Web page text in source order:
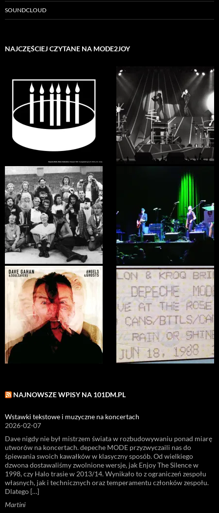
SOUNDCLOUD
NAJCZĘŚCIEJ CZYTANE NA MODE2JOY
NAJNOWSZE WPISY NA 101DM.PL
Wstawki tekstowe i muzyczne na koncertach
2026-02-07
Dave nigdy nie był mistrzem świata w rozbudowywaniu ponad miarę
utworów na koncertach. depeche MODE przyzwyczaili nas do
śpiewania swoich kawałków w klasyczny sposób. Od wielkiego
dzwona dostawaliśmy zwolnione wersje, jak Enjoy The Silence w
1998, czy Halo trasie w 2013/14. Wynikało to z ograniczeń zespołu
własnych, jak i technicznych oraz temperamentu członków zespołu.
Dlatego […]
Martini